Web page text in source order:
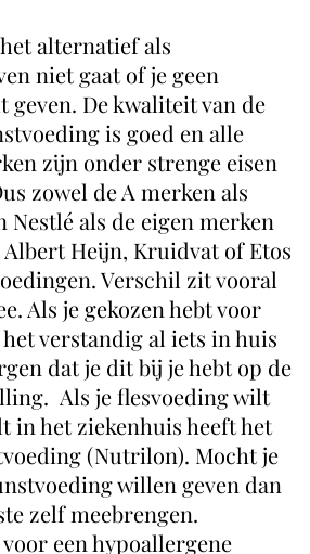
alternatief als
niet gaat of je geen
De kwaliteit van de
is goed en alle
zijn onder strenge eisen
zowel de A merken als
Nestlé als de eigen merken
Heijn, Kruidvat of Etos
Verschil zit vooral
Als je gekozen hebt voor
verstandig al iets in huis
dat je dit bij je hebt op de
Als je flesvoeding wilt
in het ziekenhuis heeft het
(Nutrilon). Mocht je
willen geven dan
zelf meebrengen.
een hypoallergene